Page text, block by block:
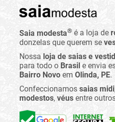
Saia modesta® é a loja de
donzelas que querem se
Nossa loja de saias e
para todo o Brasil e envia
Bairro Novo em Olinda, PE.
Confeccionamos saias midi
modestos, véus entre